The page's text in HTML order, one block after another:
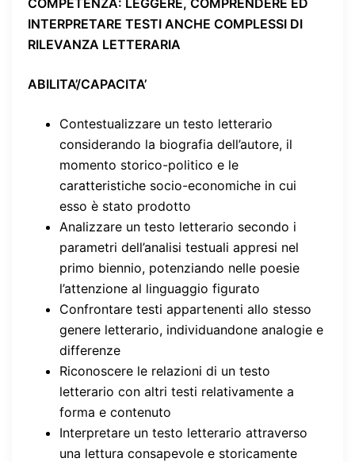
INTERPRETARE TESTI ANCHE COMPLESSI DI
RILEVANZA LETTERARIA
ABILITA’/CAPACITA’
Contestualizzare un testo letterario
considerando la biografia dell’autore, il
momento storico-politico e le
caratteristiche socio-economiche in cui
esso è stato prodotto
Analizzare un testo letterario secondo i
parametri dell’analisi testuali appresi nel
primo biennio, potenziando nelle poesie
l’attenzione al linguaggio figurato
Confrontare testi appartenenti allo stesso
genere letterario, individuandone analogie e
differenze
Riconoscere le relazioni di un testo
letterario con altri testi relativamente a
forma e contenuto
Interpretare un testo letterario attraverso
una lettura consapevole e storicamente